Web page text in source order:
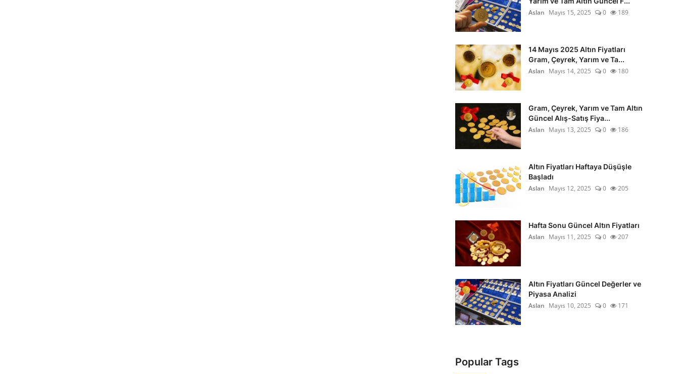
Aslan Mayıs 15, 2025 0 189
14 Mayıs 2025 Altın Fiyatları
Gram, Çeyrek, Yarım ve Ta...
Aslan Mayıs 14, 2025 0 180
Gram, Çeyrek, Yarım ve Tam Altın
Güncel Alış-Satış Fiya...
Aslan Mayıs 13, 2025 0 186
Altın Fiyatları Haftaya Düşüşle
Başladı
Aslan Mayıs 12, 2025 0 205
Hafta Sonu Güncel Altın Fiyatları
Aslan Mayıs 11, 2025 0 207
Altın Fiyatları Güncel Değerler ve
Piyasa Analizi
Aslan Mayıs 10, 2025 0 171
Popular Tags